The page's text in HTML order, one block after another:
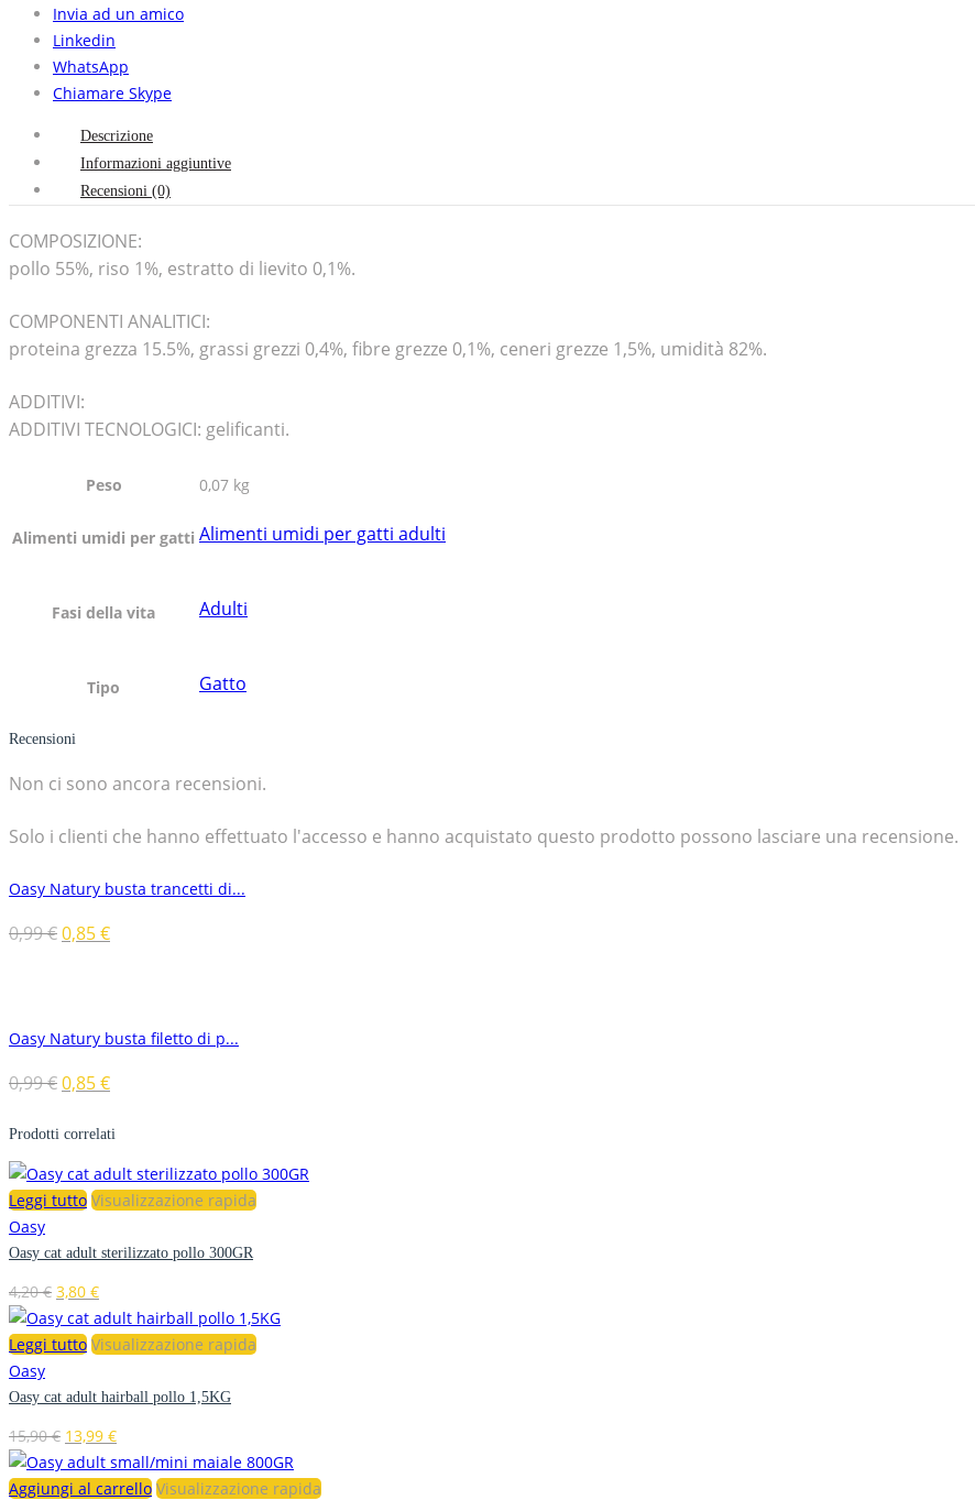
Invia ad un amico
Linkedin
WhatsApp
Chiamare Skype
Descrizione
Informazioni aggiuntive
Recensioni (0)
COMPOSIZIONE:
pollo 55%, riso 1%, estratto di lievito 0,1%.
COMPONENTI ANALITICI:
proteina grezza 15.5%, grassi grezzi 0,4%, fibre grezze 0,1%, ceneri grezze 1,5%, umidità 82%.
ADDITIVI:
ADDITIVI TECNOLOGICI: gelificanti.
Peso 0,07 kg
Alimenti umidi per gatti Alimenti umidi per gatti adulti
Fasi della vita Adulti
Tipo Gatto
Recensioni
Non ci sono ancora recensioni.
Solo i clienti che hanno effettuato l'accesso e hanno acquistato questo prodotto possono lasciare una recensione.
Oasy Natury busta trancetti di...
0,99€0,85€
Oasy Natury busta filetto di p...
0,99€0,85€
Prodotti correlati
Leggi tutto Visualizzazione rapida
Oasy
Oasy cat adult sterilizzato pollo 300GR
4,20€ 3,80 €
Leggi tutto Visualizzazione rapida
Oasy
Oasy cat adult hairball pollo 1,5KG
15,90€ 13,99 €
Aggiungi al carrello Visualizzazione rapida